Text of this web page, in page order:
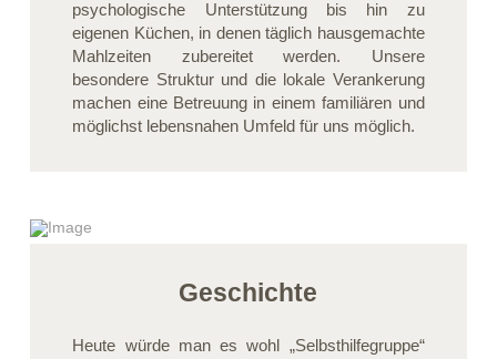
psychologische Unterstützung bis hin zu
eigenen Küchen, in denen täglich hausgemachte
Mahlzeiten zubereitet werden. Unsere
besondere Struktur und die lokale Verankerung
machen eine Betreuung in einem familiären und
möglichst lebensnahen Umfeld für uns möglich.
Geschichte
Heute würde man es wohl „Selbsthilfegruppe“